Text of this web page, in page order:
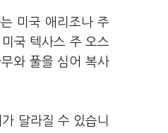
미국 애리조나 주
국 텍사스 주 오스
와 풀을 심어 복사
달라질 수 있습니